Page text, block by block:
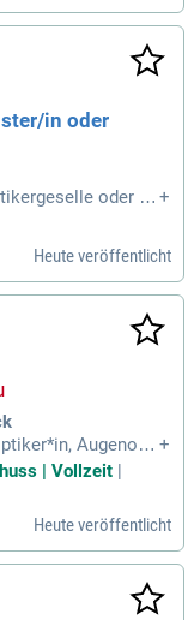
Qualität und exz
Ihre Sehschärf
Technik in
fördert. Werde
Authentizität u
hier!
in oder
oder M
und die Anpass
Bewerben Si
+
Heute veröffentlicht
Augenopti
und gute Erf
+
| Vollzeit |
Heute veröffentlicht